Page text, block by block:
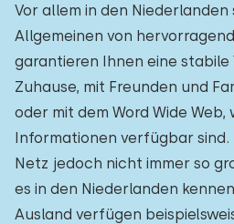
Vor allem in den Niederlanden
Allgemeinen von
garantieren Ihnen eine stabile
Zuhause, mit Freunden und
oder mit dem Word Wide Web,
Informationen verfügbar sind.
Netz jedoch nicht immer so
es in den Niederlanden
Ausland verfügen